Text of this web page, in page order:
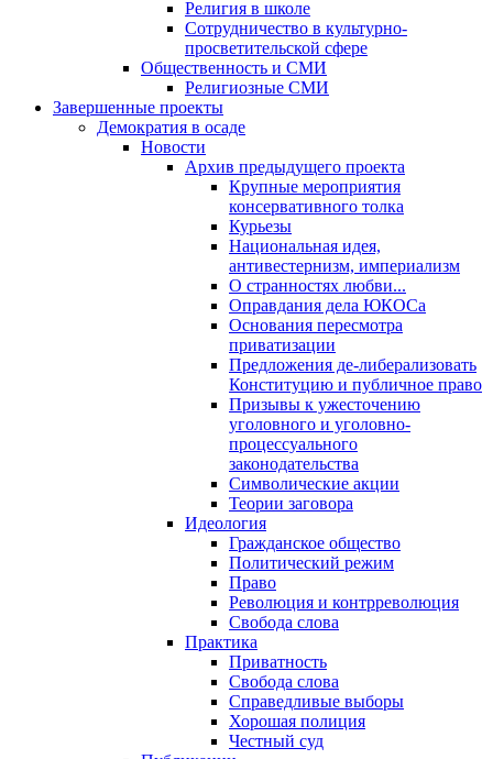
Религия в школе
Сотрудничество в культурно-
просветительской сфере
Общественность и СМИ
Религиозные СМИ
Завершенные проекты
Демократия в осаде
Новости
Архив предыдущего проекта
Крупные мероприятия
консервативного толка
Курьезы
Национальная идея,
антивестернизм, империализм
О странностях любви...
Оправдания дела ЮКОСа
Основания пересмотра
приватизации
Предложения де-либерализовать
Конституцию и публичное право
Призывы к ужесточению
уголовного и уголовно-
процессуального
законодательства
Символические акции
Теории заговора
Идеология
Гражданское общество
Политический режим
Право
Революция и контрреволюция
Свобода слова
Практика
Приватность
Свобода слова
Справедливые выборы
Хорошая полиция
Честный суд